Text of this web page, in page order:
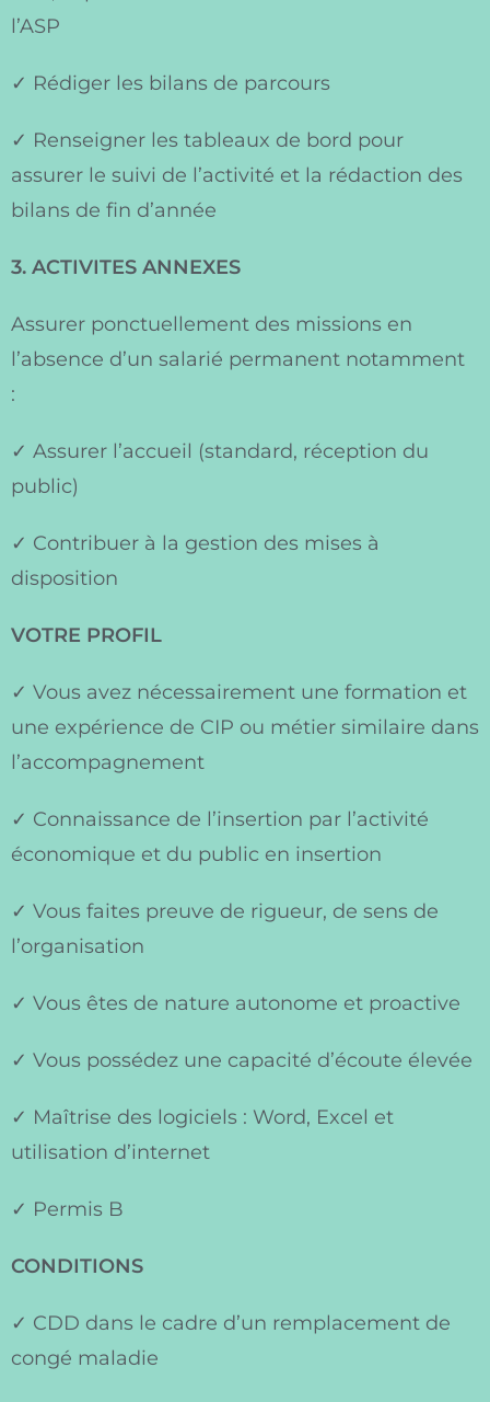
l’ASP
✓ Rédiger les bilans de parcours
✓ Renseigner les tableaux de bord pour
assurer le suivi de l’activité et la rédaction des
bilans de fin d’année
3. ACTIVITES ANNEXES
Assurer ponctuellement des missions en
l’absence d’un salarié permanent notamment
:
✓ Assurer l’accueil (standard, réception du
public)
✓ Contribuer à la gestion des mises à
disposition
VOTRE PROFIL
✓ Vous avez nécessairement une formation et
une expérience de CIP ou métier similaire dans
l’accompagnement
✓ Connaissance de l’insertion par l’activité
économique et du public en insertion
✓ Vous faites preuve de rigueur, de sens de
l’organisation
✓ Vous êtes de nature autonome et proactive
✓ Vous possédez une capacité d’écoute élevée
✓ Maîtrise des logiciels : Word, Excel et
utilisation d’internet
✓ Permis B
CONDITIONS
✓ CDD dans le cadre d’un remplacement de
congé maladie